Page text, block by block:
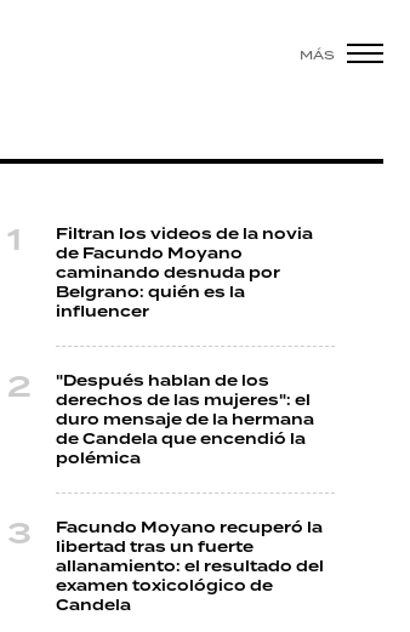
MÁS
Filtran los videos de la novia
de Facundo Moyano
caminando desnuda por
Belgrano: quién es la
influencer
"Después hablan de los
derechos de las mujeres": el
duro mensaje de la hermana
de Candela que encendió la
polémica
Facundo Moyano recuperó la
libertad tras un fuerte
allanamiento: el resultado del
examen toxicológico de
Candela